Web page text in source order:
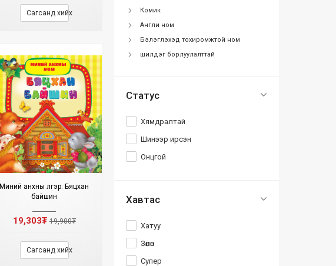
Сагсанд хийх
Миний анхны үлгэр: Бяцхан
байшин
19,303₮19,900₮
Сагсанд хийх
Комик
Англи ном
Бэлэглэхэд тохиромжтой ном
шилдэг борлуулалттай
Статус
Хямдралтай
Шинээр ирсэн
Онцгой
Хавтас
Хатуу
Зөөлөн
Супер